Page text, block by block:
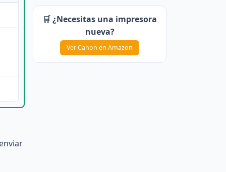
🛒 ¿Necesitas una impresora
nueva?
Ver Canon en Amazon